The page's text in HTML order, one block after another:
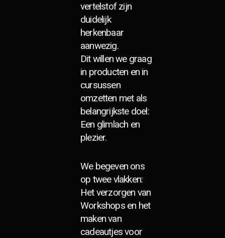
vertelstof zijn
duidelijk
herkenbaar
aanwezig.
Dit willen we graag
in producten en in
cursussen
omzetten met als
belangrijkste doel:
Een glimlach en
plezier.
We begeven ons
op twee vlakken:
Het verzorgen van
Workshops en het
maken van
cadeautjes voor